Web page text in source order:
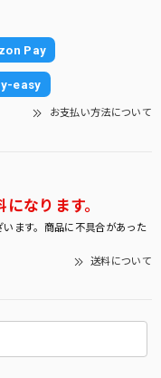
Pay
easy
お支払い方法について
なります。
ます。商品に不具合があった
送料について